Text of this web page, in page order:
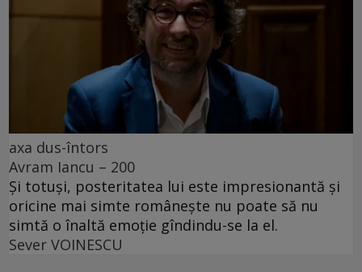
axa dus-întors
Avram Iancu – 200
Și totuși, posteritatea lui este impresionantă și
oricine mai simte românește nu poate să nu
simtă o înaltă emoție gîndindu-se la el.
Sever VOINESCU